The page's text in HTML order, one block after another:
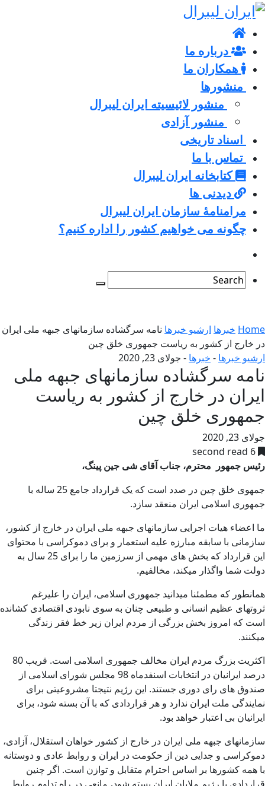
درباره ما
همکاران ما
منشورها
منشور لائیسیته ایران لیبرال
منشور آزادی
اسناد تاریخی
تماس با ما
کتابخانه ایران لیبرال
دیدنی ها
مرامنامۀ سازمان ایران لیبرال
چگونه می خواهیم کشور را اداره کنیم؟
Home خبرها ارشیو خبرها نامه سرگشاده سازمانهای جبهه ملی ایران
در خارج از کشور به ریاست جمهوری خلق چین
ارشیو خبرها - خبرها - جولای 23, 2020
نامه سرگشاده سازمانهای جبهه ملی
ایران در خارج از کشور به ریاست
جمهوری خلق چین
جولای 23, 2020
6 second read
رئیس جمهور محترم، جناب آقای شی جین پینگ،
جمهوی خلق چین در صدد است که یک قرارداد جامع 25 ساله با
جمهوری اسلامی ایران منعقد سازد.
ما اعضاء هیات اجرایی سازمانهای جبهه ملی ایران در خارج از کشور،
سازمانی با سابقه مبارزه علیه استعمار و برای دموکراسی با محتوای
این قرارداد که بخش های مهمی از سرزمین ما را برای 25 سال به
دولت شما واگذار میکند، مخالفیم.
همانطور که مطمئنا میدانید جمهوری اسلامی، ایران را علیرغم
ثروتهای عظیم انسانی و طبیعی چنان به سوی نابودی اقتصادی کشانده
است که امروز بخش بزرگی از مردم ایران زیر خط فقر زندگی
میکنند.
اکثریت بزرگ مردم ایران مخالف جمهوری اسلامی است. قریب 80
درصد ایرانیان در انتخابات اسنفدماه 98 مجلس شورای اسلامی از
صندوق های رای دوری جستند. این رژیم نتیجتا مشروعیتی برای
نمایندگی ملت ایران ندارد و هر قراردادی که با آن بسته شود، برای
ایرانیان بی اعتبار خواهد بود.
سازمانهای جبهه ملی ایران در خارج از کشور خواهان استقلال، آزادی،
دموکراسی و جدایی دین از حکومت در ایران و روابط عادی و دوستانه
با همه کشورها بر اساس احترام متقابل و توازن است. اگر چنین